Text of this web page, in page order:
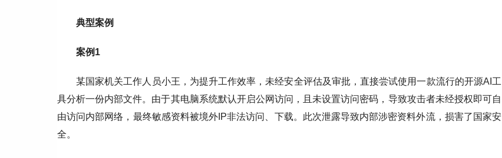
典型案例
案例1
某国家机关工作人员小王，为提升工作效率，未经安全评估及审批，直接尝试使用一款流行的开源AI工
具分析一份内部文件。由于其电脑系统默认开启公网访问，且未设置访问密码，导致攻击者未经授权即可自
由访问内部网络，最终敏感资料被境外IP非法访问、下载。此次泄露导致内部涉密资料外流，损害了国家安
全。